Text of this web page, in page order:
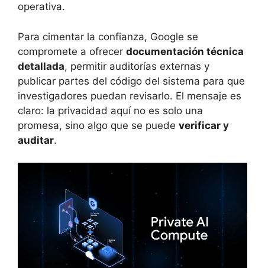
operativa.
Para cimentar la confianza, Google se
compromete a ofrecer documentación técnica
detallada, permitir auditorías externas y
publicar partes del código del sistema para que
investigadores puedan revisarlo. El mensaje es
claro: la privacidad aquí no es solo una
promesa, sino algo que se puede verificar y
auditar.